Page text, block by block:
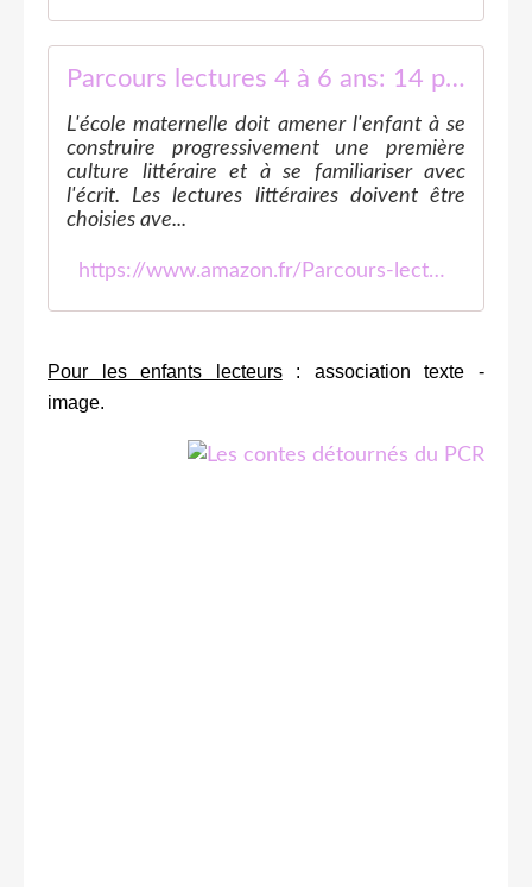
Parcours lectures 4 à 6 ans: 14 parcours pour se construire une première culture littéraire et pour découvrir le monde
L'école maternelle doit amener l'enfant à se
construire progressivement une première
culture littéraire et à se familiariser avec
l'écrit. Les lectures littéraires doivent être
choisies ave...
https://www.amazon.fr/Parcours-lectures-ans-Ga%C3%ABtan-Duprey/dp/2909295982
Pour les enfants lecteurs: association texte -
image.